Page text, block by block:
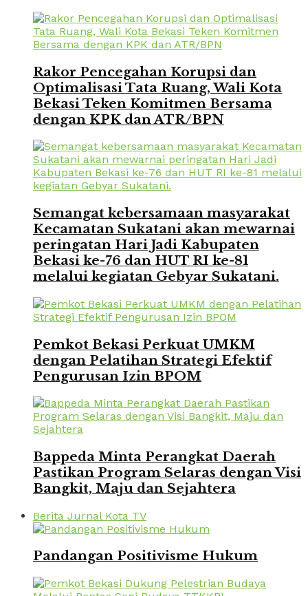
Rakor Pencegahan Korupsi dan
Optimalisasi Tata Ruang, Wali Kota
Bekasi Teken Komitmen Bersama
dengan KPK dan ATR/BPN
Semangat kebersamaan masyarakat
Kecamatan Sukatani akan mewarnai
peringatan Hari Jadi Kabupaten
Bekasi ke-76 dan HUT RI ke-81
melalui kegiatan Gebyar Sukatani.
Pemkot Bekasi Perkuat UMKM
dengan Pelatihan Strategi Efektif
Pengurusan Izin BPOM
Bappeda Minta Perangkat Daerah
Pastikan Program Selaras dengan Visi
Bangkit, Maju dan Sejahtera
Berita Jurnal Kota TV
Pandangan Positivisme Hukum